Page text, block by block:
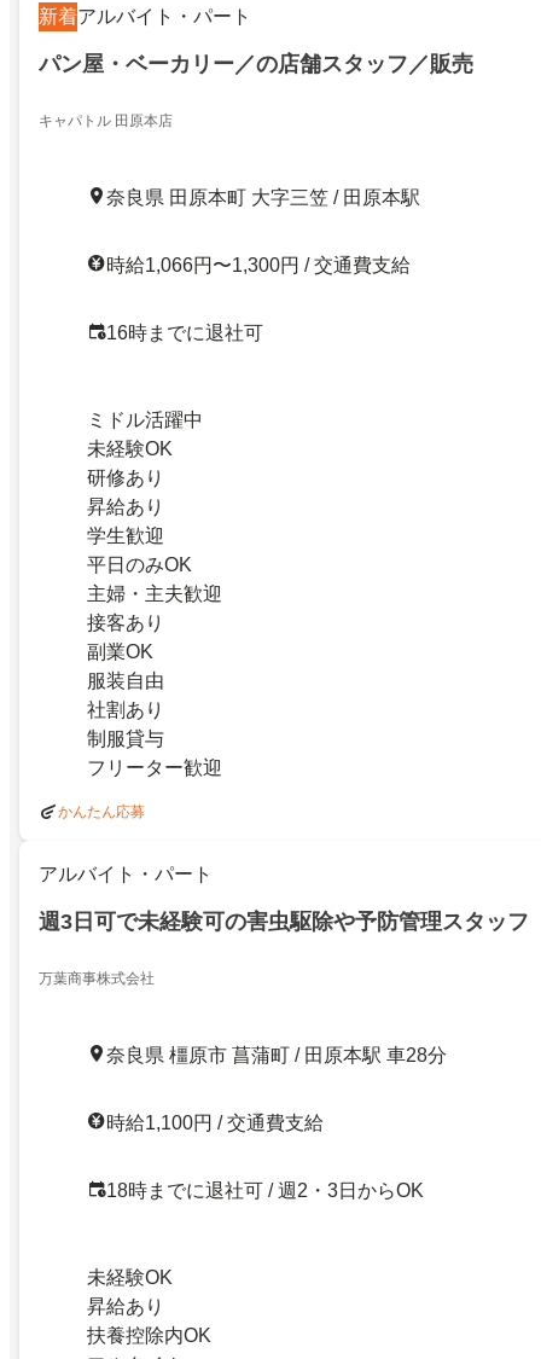
新着アルバイト・パート
パン屋・ベーカリー／の店舗スタッフ／販売
キャパトル 田原本店
奈良県 田原本町 大字三笠 / 田原本駅
時給1,066円〜1,300円 / 交通費支給
16時までに退社可
ミドル活躍中
未経験OK
研修あり
昇給あり
学生歓迎
平日のみOK
主婦・主夫歓迎
接客あり
副業OK
服装自由
社割あり
制服貸与
フリーター歓迎
かんたん応募
アルバイト・パート
週3日可で未経験可の害虫駆除や予防管理スタッフ
万葉商事株式会社
奈良県 橿原市 菖蒲町 / 田原本駅 車28分
時給1,100円 / 交通費支給
18時までに退社可 / 週2・3日からOK
未経験OK
昇給あり
扶養控除内OK